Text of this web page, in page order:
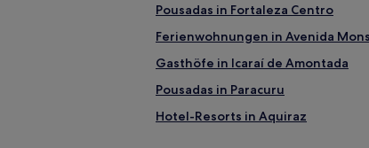
Pousadas in Fortaleza Centro
Ferienwohnungen in Avenida
Gasthöfe in Icaraí de Amontada
Pousadas in Paracuru
Hotel-Resorts in Aquiraz